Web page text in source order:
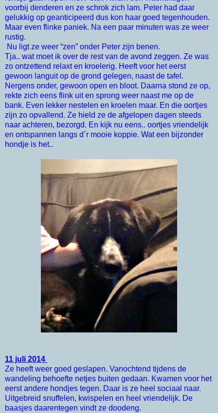
voorbij denderen en ze schrok zich lam. Peter had daar
gelukkig op geanticipeerd dus kon haar goed tegenhouden.
Maar even flinke paniek. Na een paar minuten was ze weer
rustig.
Nu ligt ze weer “zen” onder Peter zijn benen.
Tja.. wat moet ik over de rest van de avond zeggen. Ze was
zo ontzettend relaxt en kroelerig. Heeft voor het eerst
gewoon languit op de grond gelegen, naast de tafel.
Nergens onder, gewoon open en bloot. Daarna stond ze op,
rekte zich eens flink uit en sprong weer naast me op de
bank. Even lekker nestelen en kroelen maar. En die oortjes
zijn zo opvallend. Ze hield ze de afgelopen dagen steeds
naar achteren, bezorgd. En kijk nu eens.. oortjes vriendelijk
en ontspannen langs d´r mooie koppie. Wat een bijzonder
hondje is het..
11 juli 2014
Ze heeft weer goed geslapen. Vanochtend tijdens de
wandeling behoefte netjes buiten gedaan. Kwamen voor het
eerst andere hondjes tegen. Daar is ze heel sociaal naar.
Uitgebreid snuffelen, kwispelen en heel vriendelijk. De
baasjes daarentegen vindt ze doodeng.